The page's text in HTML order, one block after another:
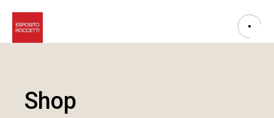
Shop